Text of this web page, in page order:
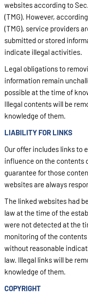
websites according to
(TMG). However,
(TMG), service providers
submitted or stored
indicate illegal activities.
Legal obligations to
information remain
possible at the time of
Illegal contents will be
knowledge of them.
LIABILITY FOR LINKS
Our offer includes links to
influence on the contents
guarantee for those
websites are always
The linked websites had
law at the time of the
were not detected at the
monitoring of the
without reasonable
law. Illegal links will be
knowledge of them.
COPYRIGHT